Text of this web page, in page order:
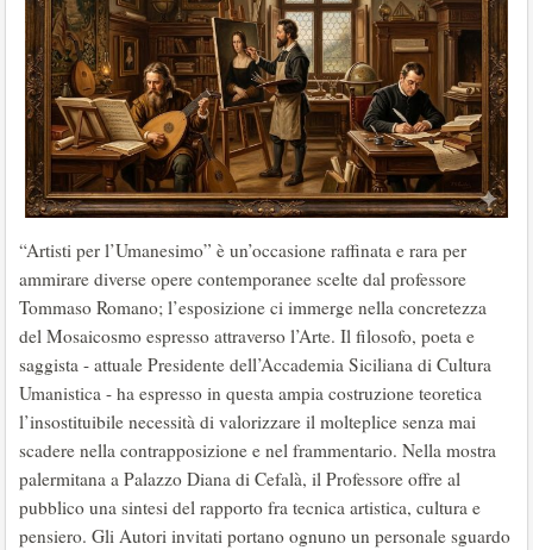
“Artisti per l’Umanesimo” è un’occasione raffinata e rara per
ammirare diverse opere contemporanee scelte dal professore
Tommaso Romano; l’esposizione ci immerge nella concretezza
del Mosaicosmo espresso attraverso l’Arte. Il filosofo, poeta e
saggista - attuale Presidente dell’Accademia Siciliana di Cultura
Umanistica - ha espresso in questa ampia costruzione teoretica
l’insostituibile necessità di valorizzare il molteplice senza mai
scadere nella contrapposizione e nel frammentario. Nella mostra
palermitana a Palazzo Diana di Cefalà, il Professore offre al
pubblico una sintesi del rapporto fra tecnica artistica, cultura e
pensiero. Gli Autori invitati portano ognuno un personale sguardo